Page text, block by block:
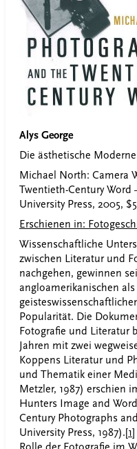
Alys George
Die ästhetische
Michael North: Camera
Twentieth-Century Word
University Press, 2005,
Erschienen in:
Wissenschaftliche
zwischen Literatur und
nachgehen, gewinnen
angloamerikanischen
Popularität. Die
Fotografie und Literatur
Jahren mit zwei
Koppens Literatur und
und Thematik einer
Metzler, 1987) erschien
Hunters Image and
Century Photographs
University Press, 1987).[1]